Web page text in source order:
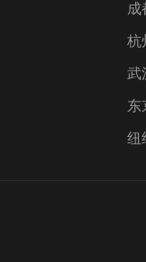
成
杭
武
东
纽